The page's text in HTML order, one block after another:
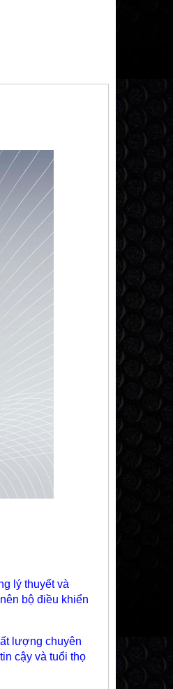
lý thuyết và
bộ điều khiển
lượng chuyên
cậy và tuổi thọ